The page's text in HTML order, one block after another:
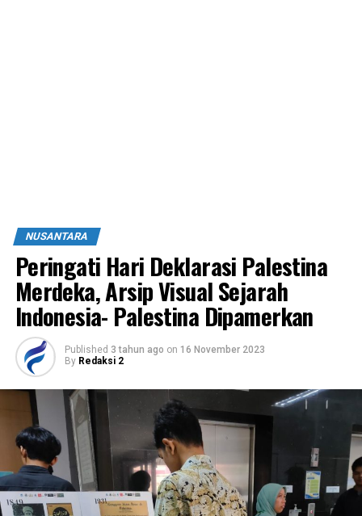
NUSANTARA
Peringati Hari Deklarasi Palestina
Merdeka, Arsip Visual Sejarah
Indonesia- Palestina Dipamerkan
Published 3 tahun ago on 16 November 2023
By Redaksi 2